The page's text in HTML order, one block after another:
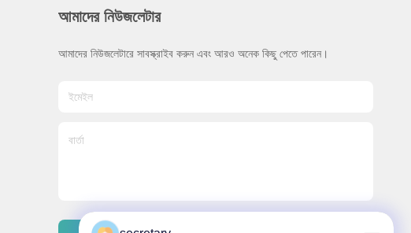
আমাদের নিউজলেটার
আমাদের নিউজলেটারে সাবস্ক্রাইব করুন এবং আরও অনেক কিছু পেতে পারেন।